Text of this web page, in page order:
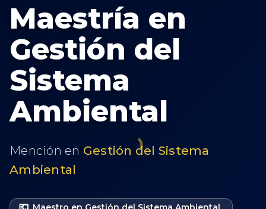
Maestría en
Gestión del
Sistema
Ambiental
Mención en Gestión del Sistema
Ambiental